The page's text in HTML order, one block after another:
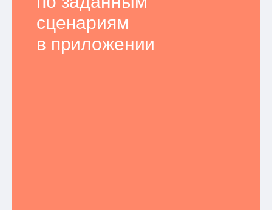
сценариям
в приложении